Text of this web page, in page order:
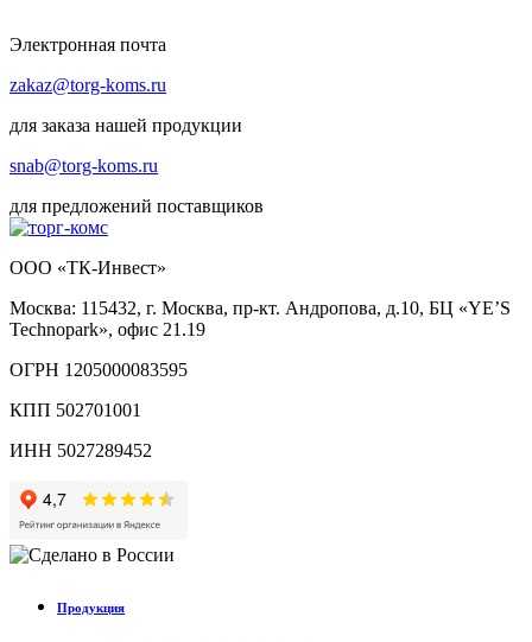
Электронная почта
zakaz@torg-koms.ru
для заказа нашей продукции
snab@torg-koms.ru
для предложений поставщиков
ООО «ТК-Инвест»
Москва: 115432, г. Москва, пр-кт. Андропова, д.10, БЦ «YE’S
Technopark», офис 21.19
ОГРН 1205000083595
КПП 502701001
ИНН 5027289452
Продукция